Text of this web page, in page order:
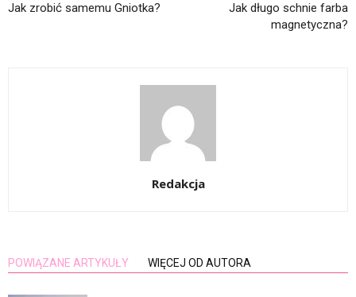
Jak zrobić samemu Gniotka?
Jak długo schnie farba
magnetyczna?
Redakcja
POWIĄZANE ARTYKUŁY WIĘCEJ OD AUTORA